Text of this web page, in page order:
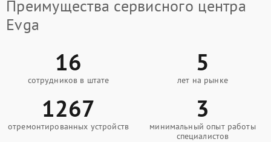
Преимущества сервисного центра
Evga
16
сотрудников в штате
5
лет на рынке
1267
отремонтированных устройств
3
минимальный опыт работы
специалистов